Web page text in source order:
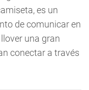
es un
de comunicar en
una gran
conectar a través